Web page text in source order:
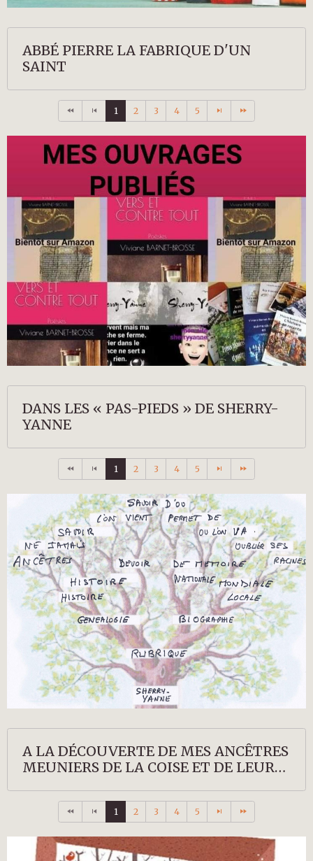
ABBÉ PIERRE LA FABRIQUE D'UN
SAINT
1 2 3 4 5
DANS LES « PAS-PIEDS » DE SHERRY-
YANNE
1 2 3 4 5
A LA DÉCOUVERTE DE MES ANCÊTRES
MEUNIERS DE LA COISE ET DE LEURS
1 2 3 4 5